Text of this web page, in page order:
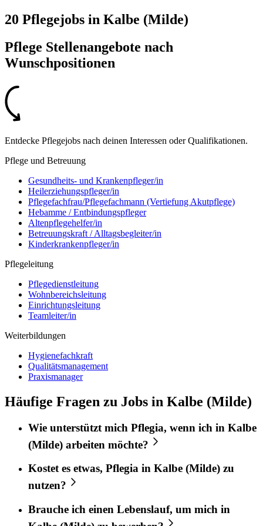
20 Pflegejobs in Kalbe (Milde)
Pflege Stellenangebote nach
Wunschpositionen
Entdecke Pflegejobs nach deinen Interessen oder Qualifikationen.
Pflege und Betreuung
Gesundheits- und Krankenpfleger/in
Heilerziehungspfleger/in
Pflegefachfrau/Pflegefachmann (Vertiefung Akutpflege)
Hebamme / Entbindungspfleger
Altenpflegehelfer/in
Betreuungskraft / Alltagsbegleiter/in
Kinderkrankenpfleger/in
Pflegeleitung
Pflegedienstleitung
Wohnbereichsleitung
Einrichtungsleitung
Teamleiter/in
Weiterbildungen
Hygienefachkraft
Qualitätsmanagement
Praxismanager
Häufige Fragen zu Jobs in Kalbe (Milde)
Wie unterstützt mich Pflegia, wenn ich in Kalbe
(Milde) arbeiten möchte?
Kostet es etwas, Pflegia in Kalbe (Milde) zu
nutzen?
Brauche ich einen Lebenslauf, um mich in